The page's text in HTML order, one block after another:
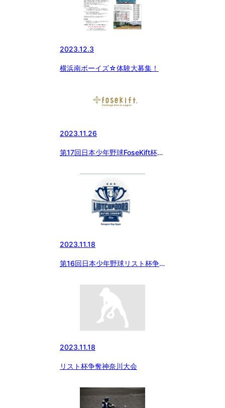
2023.12.3
横浜南ボーイズ☆体験大募集！
2023.11.26
第17回日本少年野球FoseKift杯神
2023.11.18
第16回日本少年野球リスト杯争
2023.11.18
リスト杯争奪神奈川大会